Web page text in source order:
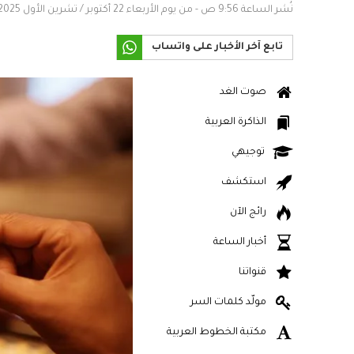
نُشر الساعة 9:56 ص - من يوم الأربعاء 22 أكتوبر / تشرين الأول 2025
تابع آخر الأخبار على واتساب
صوت الغد
الذاكرة العربية
توجيهي
استكشف
رائج الآن
أخبار الساعة
قنواتنا
مولّد كلمات السر
مكتبة الخطوط العربية